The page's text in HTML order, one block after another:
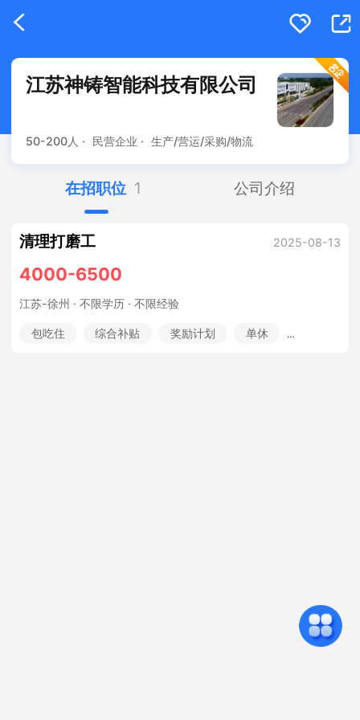
江苏神铸智能科技有限公司
50-200人 · 民营企业 · 生产/营运/采购/物流
在招职位 1 公司介绍
清理打磨工 2025-08-13
4000-6500
江苏-徐州 · 不限学历 · 不限经验
包吃住 综合补贴 奖励计划 单休